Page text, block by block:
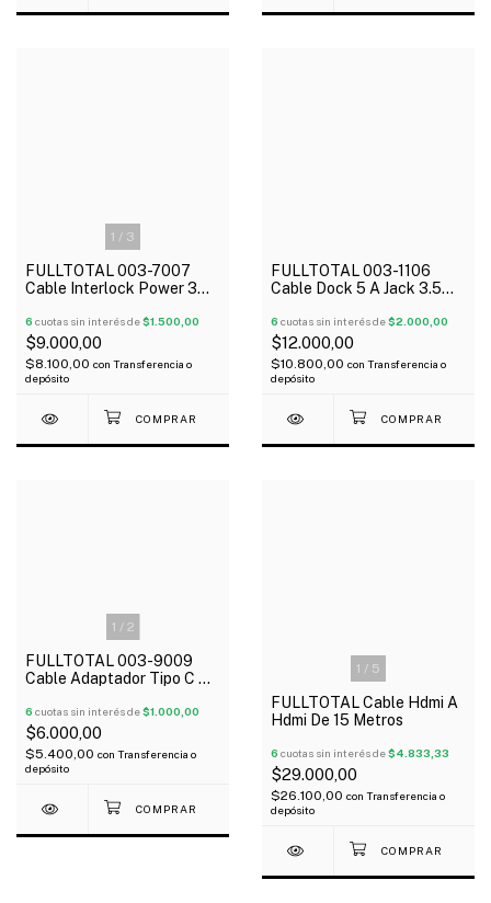
1 / 3
FULLTOTAL 003-7007
Cable Interlock Power 3
6 cuotas sin interés de$1.500,00
$9.000,00
$8.100,00 con Transferencia o
depósito
FULLTOTAL 003-1106
Cable Dock 5 A Jack 3.5
6 cuotas sin interés de$2.000,00
$12.000,00
$10.800,00 con Transferencia o
depósito
1 / 2
FULLTOTAL 003-9009
Cable Adaptador Tipo C A
Play
6 cuotas sin interés de$1.000,00
$6.000,00
$5.400,00 con Transferencia o
depósito
1 / 5
FULLTOTAL Cable Hdmi A
Hdmi De 15 Metros
6 cuotas sin interés de$4.833,33
$29.000,00
$26.100,00 con Transferencia o
depósito